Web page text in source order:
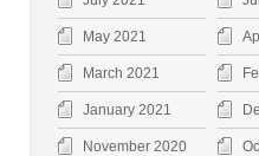
May 2021
March 2021
January 2021
November 2020